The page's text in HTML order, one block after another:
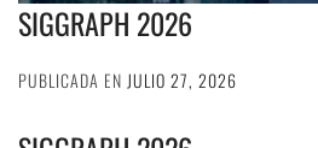
SIGGRAPH 2026
PUBLICADA EN JULIO 27, 2026